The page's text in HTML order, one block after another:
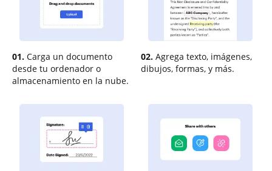
01. Carga un documento
desde tu ordenador o
almacenamiento en la nube.
02. Agrega texto, imágenes,
dibujos, formas, y más.